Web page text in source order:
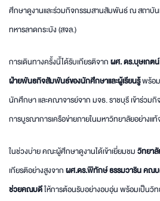
ศึกษาดูงานและร่วมกิจกรรมสานสัมพันธ์ ณ สถาบัน
ทหารลาดกระบัง (สจล.)
การเดินทางครั้งนี้ได้รับเกียรติจากผศ. ดร.บุษเกต
ฝ่ายพันธกิจสัมพันธ์ของนักศึกษาและผู้เรียนรู้พร้อ
นักศึกษา และคณาจารย์จาก มจธ. ราชบุรี เข้าร่วมกิ
การบูรณาการเครือข่ายภายในมหาวิทยาลัยอย่างแท้
ในช่วงบ่าย คณะผู้ศึกษาดูงานได้เข้าเยี่ยมชมวิทยา
เกียรติอย่างสูงจากผศ.ดร.พิทักษ์ ธรรมวาริน คณ
ช่วยคณบดีให้การต้อนรับอย่างอบอุ่น พร้อมเป็นวิ